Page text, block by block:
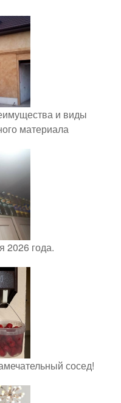
и виды
материала
2026 года.
сосед!